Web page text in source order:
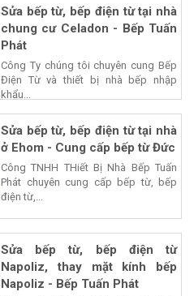
Sửa bếp từ, bếp điện từ tại nhà
chung cư Celadon - Bếp Tuấn
Phát
Công Ty chúng tôi chuyên cung Bếp
Điện Từ và thiết bị nhà bếp nhập
khẩu...
Sửa bếp từ, bếp điện từ tại nhà
ở Ehom - Cung cấp bếp từ Đức
Công TNHH THiết Bị Nhà Bếp Tuấn
Phát chuyên cung cấp bếp từ, bếp
điện từ,...
Sửa bếp từ, bếp điện từ
Napoliz, thay mặt kính bếp
Napoliz - Bếp Tuấn Phát